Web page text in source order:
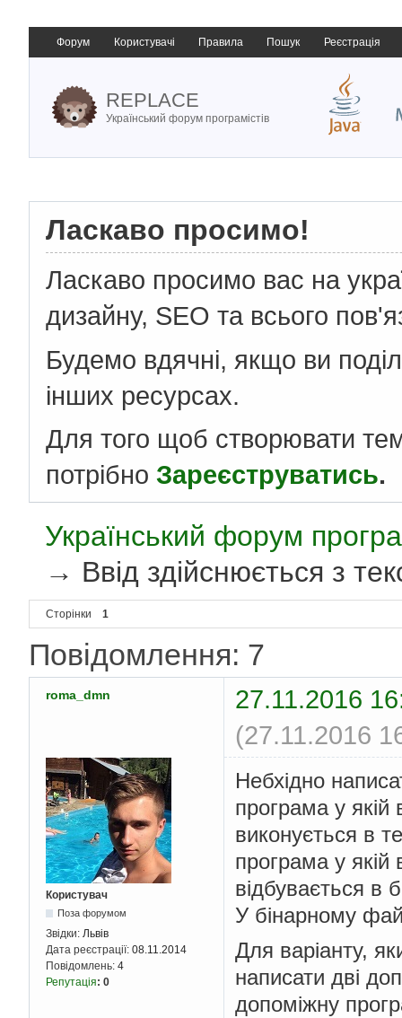
Форум Користувачі Правила Пошук Реєстрація
REPLACE
Український форум програмістів
Ласкаво просимо!
Ласкаво просимо вас на
дизайну, SEO та всього
Будемо вдячні, якщо ви
інших ресурсах.
Для того щоб створювати
потрібно Зареєструватись.
Український форум
→ Ввід здійснюється з
Сторінки 1
Повідомлення: 7
roma_dmn
27.11.2016
(27.11.2016
Користувач
Поза форумом
Звідки: Львів
Дата реєстрації: 08.11.2014
Повідомлень: 4
Репутація: 0
Небхідно
програма у якій
виконується в
програма у якій
відбувається в
У бінарному
Для варіанту,
написати дві
допоміжну